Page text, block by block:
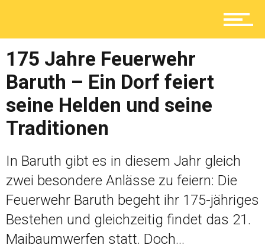
Shop
175 Jahre Feuerwehr
Baruth – Ein Dorf feiert
seine Helden und seine
Traditionen
In Baruth gibt es in diesem Jahr gleich
zwei besondere Anlässe zu feiern: Die
Feuerwehr Baruth begeht ihr 175-jähriges
Bestehen und gleichzeitig findet das 21.
Maibaumwerfen statt. Doch...